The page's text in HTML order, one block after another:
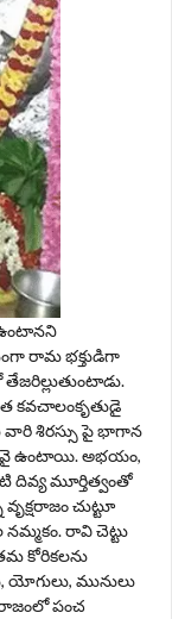
రామ భక్తుడిగా
కవచాలంకృతుడై
వారి శిరస్సు పై భాగాన
ఉంటాయి. అభయం,
దివ్య మూర్తిత్వంతో
చుట్టూ
నమ్మకం. రావి చెట్టు
కోరికలను
యోగులు, మునులు
పంచ